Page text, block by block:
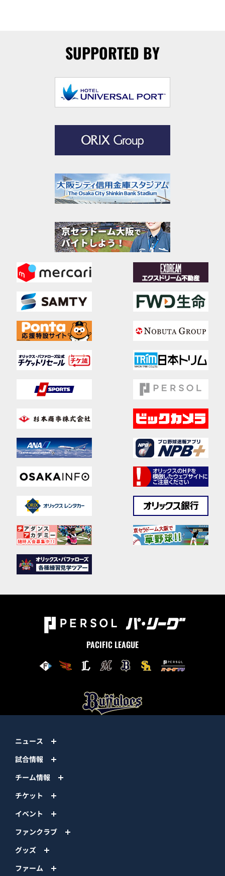
SUPPORTED BY
PACIFIC LEAGUE
ニュース
試合情報
チーム情報
チケット
イベント
ファンクラブ
グッズ
ファーム